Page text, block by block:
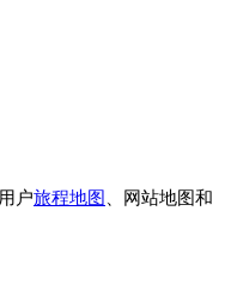
用户旅程地图
、网站地图和